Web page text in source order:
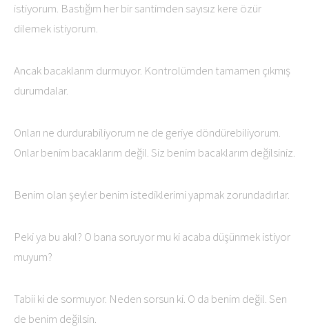
istiyorum. Bastığım her bir santimden sayısız kere özür
dilemek istiyorum.
Ancak bacaklarım durmuyor. Kontrolümden tamamen çıkmış
durumdalar.
Onları ne durdurabiliyorum ne de geriye döndürebiliyorum.
Onlar benim bacaklarım değil. Siz benim bacaklarım değilsiniz.
Benim olan şeyler benim istediklerimi yapmak zorundadırlar.
Peki ya bu akıl? O bana soruyor mu ki acaba düşünmek istiyor
muyum?
Tabii ki de sormuyor. Neden sorsun ki. O da benim değil. Sen
de benim değilsin.